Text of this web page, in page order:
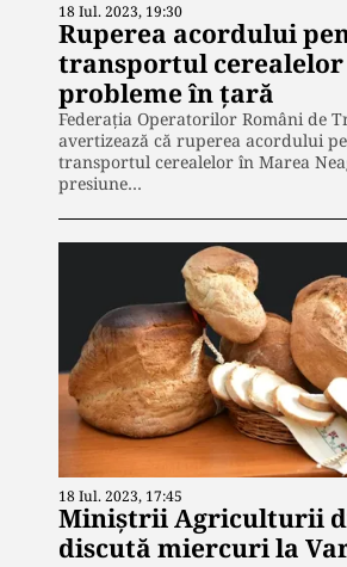
18 Iul. 2023, 19:30
Ruperea acordului
transportul cerealelor
probleme în țară
Federația Operatorilor Români de
avertizează că ruperea acordului
transportul cerealelor în Marea
presiune…
18 Iul. 2023, 17:45
Miniştrii Agriculturii
discută miercuri la